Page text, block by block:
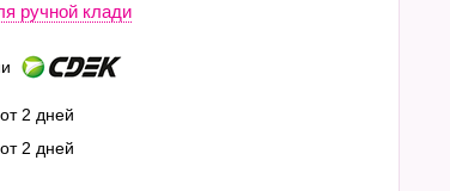
ручной клади
от 2 дней
от 2 дней